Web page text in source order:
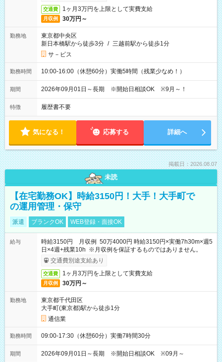
交通費 1ヶ月3万円を上限として実費支給
月収例 30万円～
勤務地
東京都中央区
新日本橋駅から徒歩3分 / 三越前駅から徒歩1分
サ－ビス
勤務時間 10:00-16:00（休憩60分）実働5時間（残業少なめ！）
期間 2026年09月01日～長期 ※開始日相談OK ※9月～！
特徴 履歴書不要
気になる！ 応募する 詳細へ
掲載日：2026.08.07
未読
【在宅勤務OK】時給3150円！大手！大手町で
の運用管理・保守
派遣 ブランクOK WEB登録・面接OK
給与
時給3150円 月収例 50万4000円 時給3150円×実働7h30m×週5
日×4週+残業10h ※月収例を保証するものではありません。
交通費別途支給あり
交通費 1ヶ月3万円を上限として実費支給
月収例 30万円～
勤務地
東京都千代田区
大手町(東京都)駅から徒歩1分
通信業
勤務時間 09:00-17:30（休憩60分）実働7時間30分
期間 2026年09月01日～長期 ※開始日相談OK ※09月～